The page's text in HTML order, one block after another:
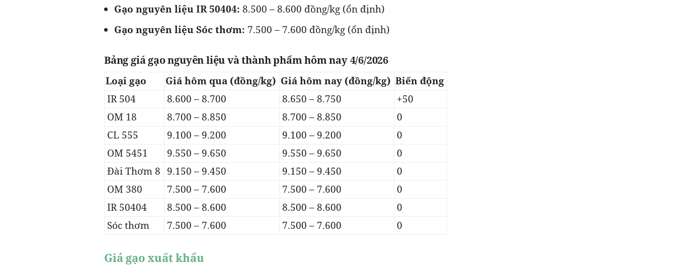
Gạo nguyên liệu IR 50404: 8.500 – 8.600 đồng/kg (ổn định)
Gạo nguyên liệu Sóc thơm: 7.500 – 7.600 đồng/kg (ổn định)
Bảng giá gạo nguyên liệu và thành phẩm hôm nay 4/6/2026
Loại gạo Giá hôm qua (đồng/kg) Giá hôm nay (đồng/kg) Biến động
IR 504
8.600 – 8.700 8.650 – 8.750
+50
OM 18
8.700 – 8.850 8.700 – 8.850
0
CL 555
9.100 – 9.200 9.100 – 9.200
0
OM 5451
9.550 – 9.650 9.550 – 9.650
0
Đài Thơm 8 9.150 – 9.450 9.150 – 9.450
0
OM 380
7.500 – 7.600 7.500 – 7.600
0
IR 50404
8.500 – 8.600 8.500 – 8.600
0
Sóc thơm
7.500 – 7.600 7.500 – 7.600 0
Giá gạo xuất khẩu